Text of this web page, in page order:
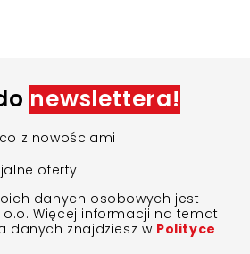
newslettera!
z nowościami
oferty
danych osobowych jest
o.o. Więcej informacji na temat
danych znajdziesz w Polityce